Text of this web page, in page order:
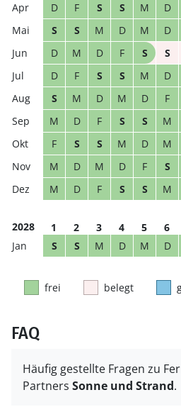
D
F S S M D
S
S M D M D
D
M D F S S
D
F S S M D
S
M D M D F
M
D F S S M
F
S S M D M
M
D M D F S
M
D F S S M
2028 1 2 3 4 5 6
S
S M D M D
frei belegt
FAQ
Häufig gestellte Fragen zu
Partners Sonne und Strand.